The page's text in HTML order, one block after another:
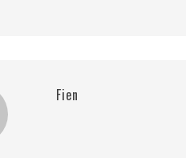
Fien